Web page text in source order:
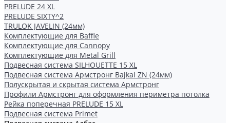
PRELUDE 24 XL
PRELUDE SIXTY^2
TRULOK JAVELIN (24мм)
Комплектующие для Baffle
Комплектующие для Cannopy
Комплектующие для Metal Grill
Подвесная система SILHOUETTE 15 XL
Подвесная система Армстронг Bajkal ZN (24мм)
Полускрытая и скрытая система Армстронг
Профили Армстронг для оформления периметра потолка
Рейка поперечная PRELUDE 15 XL
Подвесная система Primet